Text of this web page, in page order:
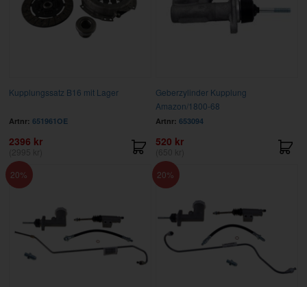
Kupplungssatz B16 mit Lager
Artnr: 651961OE
2396 kr
Geberzylinder Kupplung
Amazon/1800-68
Artnr: 653094
520 kr
20
20